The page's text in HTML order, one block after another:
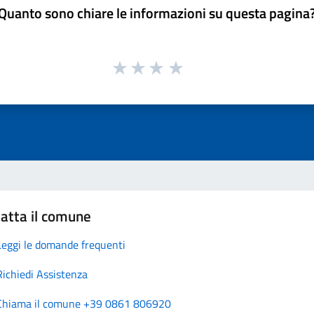
sono chiare le informazioni su questa
il comune
le domande frequenti
Assistenza
il comune +39 0861 806920